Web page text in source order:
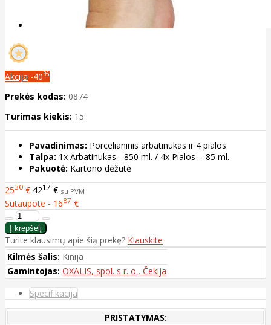
Akcija -40%
Prekės kodas: 0874
Turimas kiekis: 15
Pavadinimas: Porcelianinis arbatinukas ir 4 pialos
Talpa: 1x Arbatinukas - 850 ml. / 4x Pialos - 85 ml.
Pakuotė: Kartono dėžutė
2530 € 4217 € su PVM
Sutaupote - 1687 €
Turite klausimų apie šią prekę? Klauskite
Kilmės šalis: Kinija
Gamintojas: OXALIS, spol. s r. o., Čekija
Specifikacija
PRISTATYMAS: